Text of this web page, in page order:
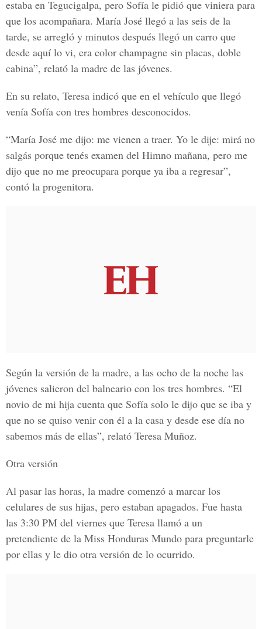
estaba en Tegucigalpa, pero Sofía le pidió que viniera para
que los acompañara. María José llegó a las seis de la
tarde, se arregló y minutos después llegó un carro que
desde aquí lo vi, era color champagne sin placas, doble
cabina”, relató la madre de las jóvenes.
En su relato, Teresa indicó que en el vehículo que llegó
venía Sofía con tres hombres desconocidos.
“María José me dijo: me vienen a traer. Yo le dije: mirá no
salgás porque tenés examen del Himno mañana, pero me
dijo que no me preocupara porque ya iba a regresar”,
contó la progenitora.
Según la versión de la madre, a las ocho de la noche las
jóvenes salieron del balneario con los tres hombres. “El
novio de mi hija cuenta que Sofía solo le dijo que se iba y
que no se quiso venir con él a la casa y desde ese día no
sabemos más de ellas”, relató Teresa Muñoz.
Otra versión
Al pasar las horas, la madre comenzó a marcar los
celulares de sus hijas, pero estaban apagados. Fue hasta
las 3:30 PM del viernes que Teresa llamó a un
pretendiente de la Miss Honduras Mundo para preguntarle
por ellas y le dio otra versión de lo ocurrido.